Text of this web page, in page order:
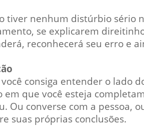
tiver nenhum distúrbio sério
se explicarem
reconhecerá seu erro e
você consiga entender o lado
em que você esteja
Ou converse com a pessoa,
suas próprias conclusões.